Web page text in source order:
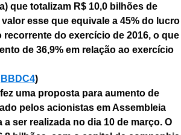
que totalizam R$ 10,0 bilhões de
esse que equivale a 45% do lucro
recorrente do exercício de 2016, o que
de 36,9% em relação ao exercício
BBDC4)
uma proposta para aumento de
pelos acionistas em Assembleia
ser realizada no dia 10 de março. O